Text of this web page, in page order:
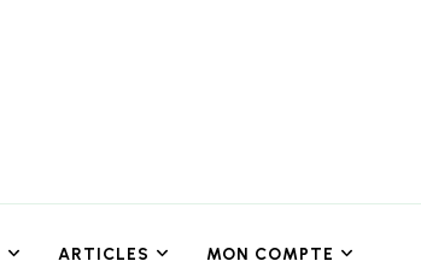
ARTICLES MON COMPTE